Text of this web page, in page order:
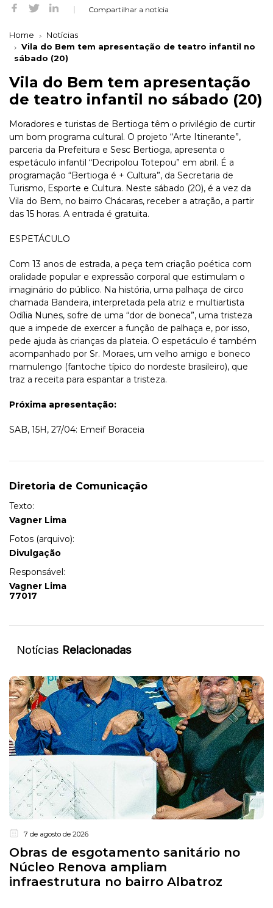
Compartilhar a notícia
Home
Notícias
Vila do Bem tem apresentação de teatro infantil no
sábado (20)
Vila do Bem tem apresentação
de teatro infantil no sábado (20)
Moradores e turistas de Bertioga têm o privilégio de curtir
um bom programa cultural. O projeto “Arte Itinerante”,
parceria da Prefeitura e Sesc Bertioga, apresenta o
espetáculo infantil “Decripolou Totepou” em abril. É a
programação “Bertioga é + Cultura”, da Secretaria de
Turismo, Esporte e Cultura. Neste sábado (20), é a vez da
Vila do Bem, no bairro Chácaras, receber a atração, a partir
das 15 horas. A entrada é gratuita.
ESPETÁCULO
Com 13 anos de estrada, a peça tem criação poética com
oralidade popular e expressão corporal que estimulam o
imaginário do público. Na história, uma palhaça de circo
chamada Bandeira, interpretada pela atriz e multiartista
Odília Nunes, sofre de uma “dor de boneca”, uma tristeza
que a impede de exercer a função de palhaça e, por isso,
pede ajuda às crianças da plateia. O espetáculo é também
acompanhado por Sr. Moraes, um velho amigo e boneco
mamulengo (fantoche típico do nordeste brasileiro), que
traz a receita para espantar a tristeza.
Próxima apresentação:
SAB, 15H, 27/04: Emeif Boraceia
Diretoria de Comunicação
Texto:
Vagner Lima
Fotos (arquivo):
Divulgação
Responsável:
Vagner Lima
77017
Notícias Relacionadas
7 de agosto de 2026
Obras de esgotamento sanitário no
Núcleo Renova ampliam
infraestrutura no bairro Albatroz